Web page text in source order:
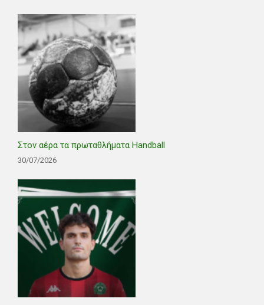
Στον αέρα τα πρωταθλήματα Handball
30/07/2026